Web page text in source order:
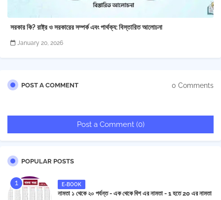
সরকার কি? রাষ্ট্র ও সরকারের সম্পর্ক এবং পার্থক্য: বিস্তারিত আলোচনা
January 20, 2026
POST A COMMENT 0 Comments
Post a Comment (0)
POPULAR POSTS
E-BOOK
নামতা ১ থেকে ২০ পর্যন্ত - এক থেকে বিশ এর নামতা - 1 হতে 20 এর নামতা